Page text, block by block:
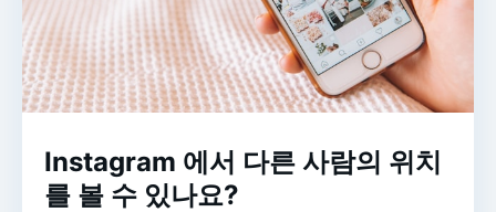
Instagram 에서 다른 사람의 위치
를 볼 수 있나요?